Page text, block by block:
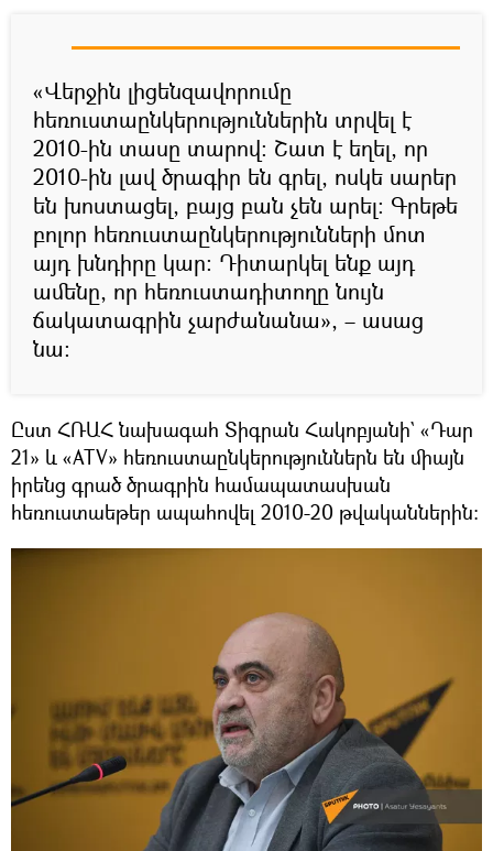
«Վերջին լիցենզավորումը
հեռուստաընկերություններին տրվել է
2010-ին տասը տարով։ Շատ է եղել, որ
2010-ին լավ ծրագիր են գրել, ոսկե սարեր
են խոստացել, բայց բան չեն արել։ Գրեթե
բոլոր հեռուստաընկերությունների մոտ
այդ խնդիրը կար։ Դիտարկել ենք այդ
ամենը, որ հեռուստադիտողը նույն
ճակատագրին չարժանանա», – ասաց
նա։
Ըստ ՀՌԱՀ նախագահ Տիգրան Հակոբյանի` «Դար
21» և «ATV» հեռուստաընկերություններն են միայն
իրենց գրած ծրագրին համապատասխան
հեռուստաեթեր ապահովել 2010-20 թվականներին։